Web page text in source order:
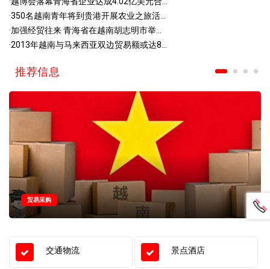
·350名越南青年将到贵港开展农业之旅活...
·加强经贸往来 青海省在越南胡志明市举...
·2013年越南与马来西亚双边贸易额或达8...
推荐信息
贸易采购
交通物流 景点酒店